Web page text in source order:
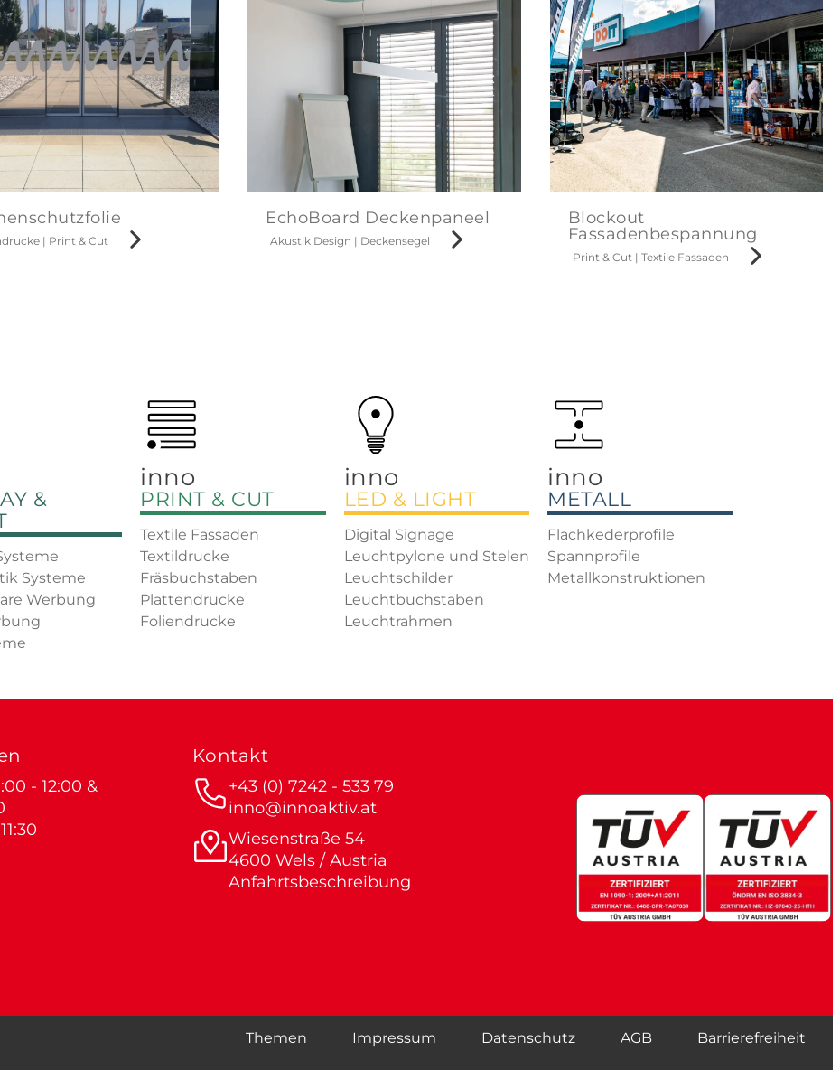
| Print & Cut
EchoBoard Deckenpaneel
Akustik Design | Deckensegel
Blockout
Fassadenbespannung
Print & Cut| Textile Fassaden
&
Systeme
Werbung
inno
PRINT & CUT
Textile Fassaden
Textildrucke
Fräsbuchstaben
Plattendrucke
Foliendrucke
inno
LED & LIGHT
Digital Signage
Leuchtpylone und Stelen
Leuchtschilder
Leuchtbuchstaben
Leuchtrahmen
inno
METALL
Flachkederprofile
Spannprofile
Metallkonstruktionen
- 12:00 &
Kontakt
+43 (0) 7242 - 533 79
inno@innoaktiv.at
Wiesenstraße 54
4600 Wels / Austria
Anfahrtsbeschreibung
Themen Impressum Datenschutz AGB Barrierefreiheit